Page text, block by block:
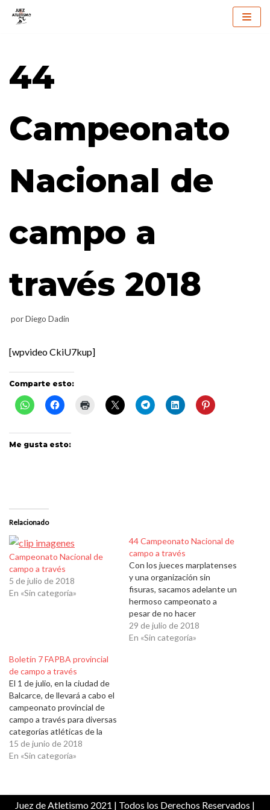
contenido
44
Campeonato
Nacional de
campo a
través 2018
porDiego Dadin
[wpvideo CkiU7kup]
Comparte esto:
Me gusta esto:
Relacionado
Campeonato Nacional de
campo a través
5 de julio de 2018
En «Sin categoría»
44 Campeonato Nacional de
campo a través
Con los jueces marplatenses
y una organización sin
fisuras, sacamos adelante un
hermoso campeonato a
pesar de no hacer
acompañado el clima.
Gracias a todos!
29 de julio de 2018
En «Sin categoría»
Boletín 7 FAPBA provincial
de campo a través
El 1 de julio, en la ciudad de
Balcarce, de llevará a cabo el
campeonato provincial de
campo a través para diversas
categorías atléticas de la
provincia. A continuación, el
boletín oficial: Boletín 7-
15 de junio de 2018
En «Sin categoría»
Juez de Atletismo 2021 | Todos los Derechos Reservados |